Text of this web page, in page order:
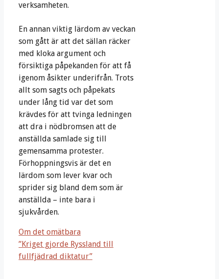
verksamheten.
En annan viktig lärdom av veckan
som gått är att det sällan räcker
med kloka argument och
försiktiga påpekanden för att få
igenom åsikter underifrån. Trots
allt som sagts och påpekats
under lång tid var det som
krävdes för att tvinga ledningen
att dra i nödbromsen att de
anställda samlade sig till
gemensamma protester.
Förhoppningsvis är det en
lärdom som lever kvar och
sprider sig bland dem som är
anställda – inte bara i
sjukvården.
Om det omätbara
”Kriget gjorde Ryssland till
fullfjädrad diktatur”